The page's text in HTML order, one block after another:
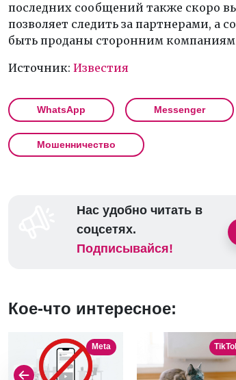
последних сообщений также скоро
позволяет следить за партнерами, а
быть проданы сторонним компаниям
Источник: Известия
WhatsApp Messenger
Мошенничество
Нас удобно читать в
соцсетях.
Подписывайся!
Кое-что интересное:
Meta